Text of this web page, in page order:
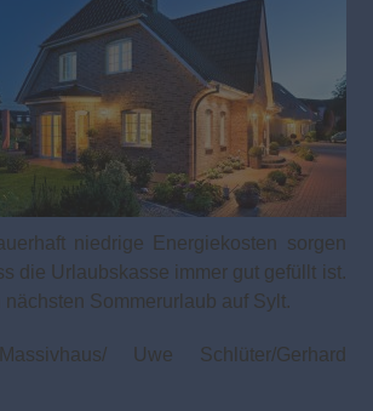
niedrige Energiekosten sorgen
die Urlaubskasse immer gut gefüllt ist.
Sommerurlaub auf Sylt.
Uwe Schlüter/Gerhard